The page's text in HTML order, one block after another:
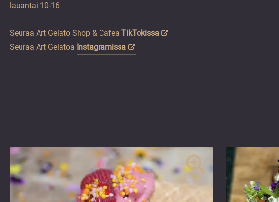
lauantai 10-16
Seuraa Art Gelato Shop & Cafea TikTokissa
Seuraa Art Gelatoa Instagramissa